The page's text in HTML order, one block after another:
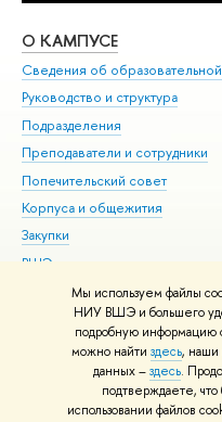
Мы используем файлы
НИУ ВШЭ и большего
подробную информацию
можно найти здесь, наши
данных –здесь.
подтверждаете,
использовании файлов
О КАМПУСЕ
Сведения об образовательной
Руководство и структура
Подразделения
Преподаватели и сотрудники
Попечительский совет
Корпуса и общежития
Закупки
ВШЭ для студентов с
здоровья и инвалидностью
Версия для слабовидящих
Единая платежная страница
© НИУ ВШЭ 1993–2026